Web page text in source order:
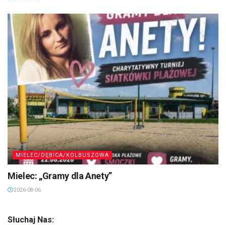
MIELEC/DĘBICA/KOLBUSZOWA
Mielec: „Gramy dla Anety”
2026-08-06
Słuchaj Nas: